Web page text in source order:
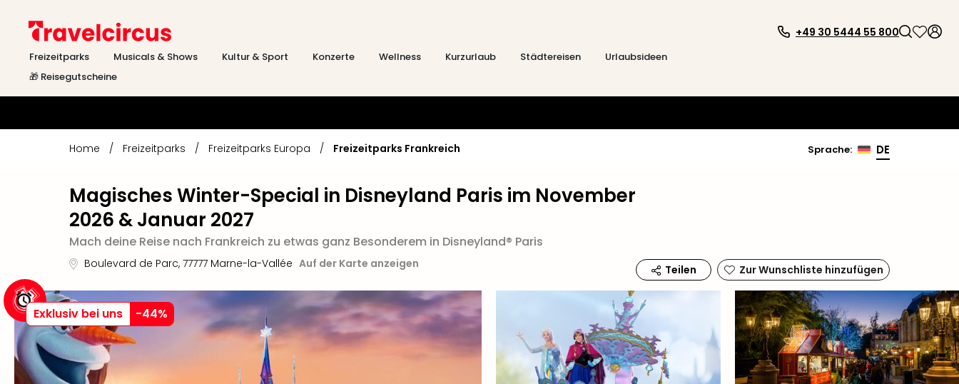
Freizeitparks Musicals & Shows Kultur & Sport Konzerte Wellness Kurzurlaub Städtereisen
Urlaubsideen
🎁 Reisegutscheine
+49 30 5444 55 800
Home / Freizeitparks / Freizeitparks Europa / Freizeitparks Frankreich Sprache: DE
Magisches Winter-Special in Disneyland Paris im November
2026 & Januar 2027
Mach deine Reise nach Frankreich zu etwas ganz Besonderem in Disneyland® Paris
Boulevard de Parc, 77777 Marne-la-Vallée Auf der Karte anzeigen Teilen Zur Wunschliste hinzufügen
Exklusiv bei uns -44%